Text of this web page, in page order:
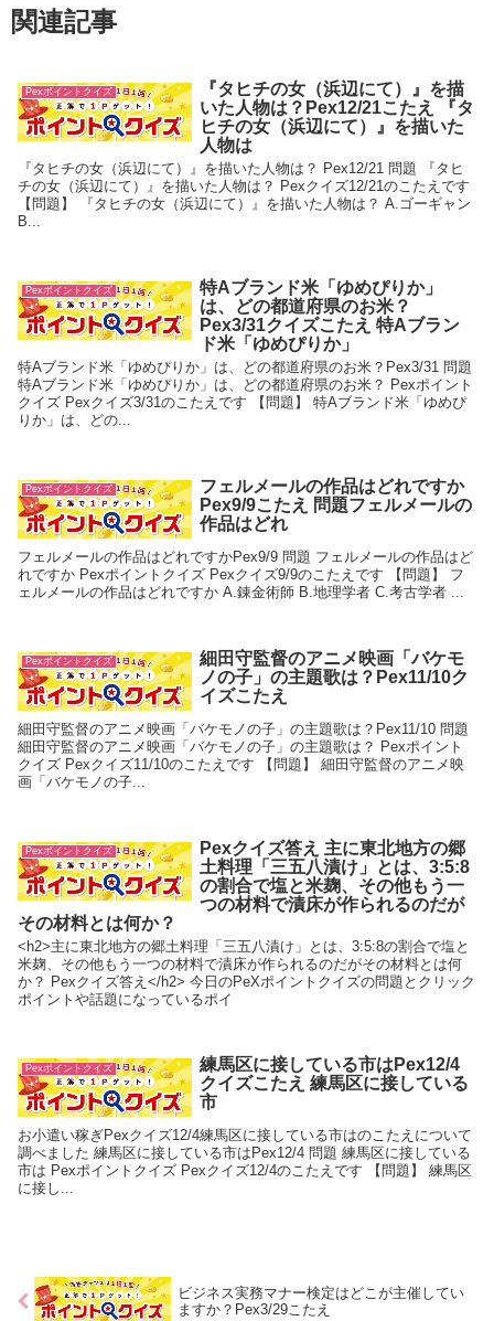
関連記事
Pexポイントクイズ
『タヒチの女（浜辺にて）』を描
いた人物は？Pex12/21こたえ 『タ
ヒチの女（浜辺にて）』を描いた
人物は
『タヒチの女（浜辺にて）』を描いた人物は？ Pex12/21 問題 『タヒ
チの女（浜辺にて）』を描いた人物は？ Pexクイズ12/21のこたえです
【問題】 『タヒチの女（浜辺にて）』を描いた人物は？ A.ゴーギャン
B...
Pexポイントクイズ
特Aブランド米「ゆめぴりか」
は、どの都道府県のお米？
Pex3/31クイズこたえ 特Aブラン
ド米「ゆめぴりか」
特Aブランド米「ゆめぴりか」は、どの都道府県のお米？Pex3/31 問題
特Aブランド米「ゆめぴりか」は、どの都道府県のお米？ Pexポイント
クイズ Pexクイズ3/31のこたえです 【問題】 特Aブランド米「ゆめぴ
りか」は、どの...
Pexポイントクイズ
フェルメールの作品はどれですか
Pex9/9こたえ 問題フェルメールの
作品はどれ
フェルメールの作品はどれですかPex9/9 問題 フェルメールの作品はど
れですか Pexポイントクイズ Pexクイズ9/9のこたえです 【問題】 フ
ェルメールの作品はどれですか A.錬金術師 B.地理学者 C.考古学者 ...
Pexポイントクイズ
細田守監督のアニメ映画「バケモ
ノの子」の主題歌は？Pex11/10ク
イズこたえ
細田守監督のアニメ映画「バケモノの子」の主題歌は？Pex11/10 問題
細田守監督のアニメ映画「バケモノの子」の主題歌は？ Pexポイント
クイズ Pexクイズ11/10のこたえです 【問題】 細田守監督のアニメ映
画「バケモノの子...
Pexポイントクイズ
Pexクイズ答え 主に東北地方の郷
土料理「三五八漬け」とは、3:5:8
の割合で塩と米麹、その他もう一
つの材料で漬床が作られるのだが
その材料とは何か？
<h2>主に東北地方の郷土料理「三五八漬け」とは、3:5:8の割合で塩と
米麹、その他もう一つの材料で漬床が作られるのだがその材料とは何
か？ Pexクイズ答え</h2> 今日のPeXポイントクイズの問題とクリック
ポイントや話題になっているポイ
Pexポイントクイズ
練馬区に接している市はPex12/4
クイズこたえ 練馬区に接している
市
お小遣い稼ぎPexクイズ12/4練馬区に接している市はのこたえについて
調べました 練馬区に接している市はPex12/4 問題 練馬区に接している
市は Pexポイントクイズ Pexクイズ12/4のこたえです 【問題】 練馬区
に接し...
ビジネス実務マナー検定はどこが主催してい
ますか？Pex3/29こたえ